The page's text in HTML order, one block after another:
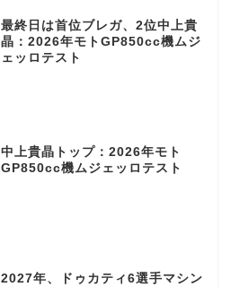
最終日は首位ブレガ、2位中上貴
晶：2026年モトGP850cc機ムジ
ェッロテスト
中上貴晶トップ：2026年モト
GP850cc機ムジェッロテスト
2027年、ドゥカティ6選手マシン